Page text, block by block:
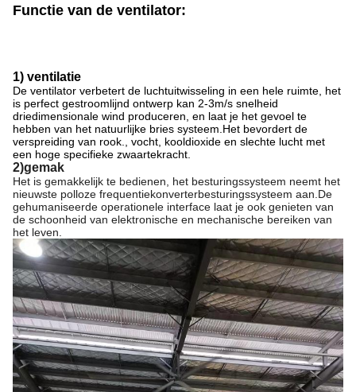
Functie van de ventilator:
1) ventilatie
De ventilator verbetert de luchtuitwisseling in een hele ruimte, het
is perfect gestroomlijnd ontwerp kan 2-3m/s snelheid
driedimensionale wind produceren, en laat je het gevoel te
hebben van het natuurlijke bries systeem.Het bevordert de
verspreiding van rook., vocht, kooldioxide en slechte lucht met
een hoge specifieke zwaartekracht.
2)gemak
Het is gemakkelijk te bedienen, het besturingssysteem neemt het
nieuwste polloze frequentiekonverterbesturingssysteem aan.De
gehumaniseerde operationele interface laat je ook genieten van
de schoonheid van elektronische en mechanische bereiken van
het leven.